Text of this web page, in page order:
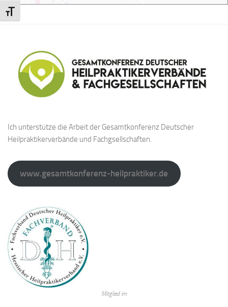
Schrift vergrößern
Ich unterstütze die Arbeit der Gesamtkonferenz Deutscher
Heilpraktikerverbände und Fachgsellschaften.
www.gesamtkonferenz-heilpraktiker.de
Mitglied im